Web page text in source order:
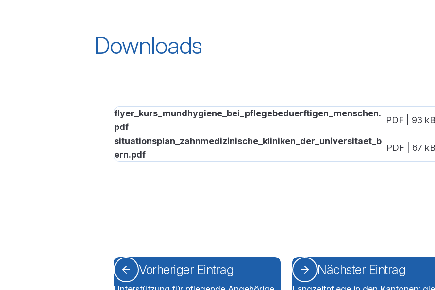
Downloads
flyer_kurs_mundhygiene_bei_pflegebeduerftigen_menschen.
pdf
PDF | 93 kB
situationsplan_zahnmedizinische_kliniken_der_universitaet_b
ern.pdf
PDF | 67 kB
Vorheriger Eintrag Nächster Eintrag